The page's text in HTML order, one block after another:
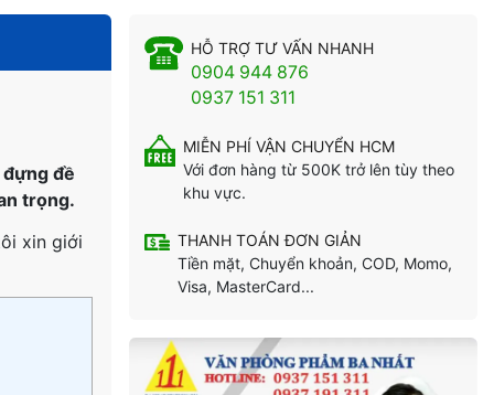
đựng đề
trọng.
xin giới
HỖ TRỢ TƯ VẤN NHANH
0904 944 876
0937 151 311
MIỄN PHÍ VẬN CHUYỂN HCM
Với đơn hàng từ 500K trở lên tùy theo
khu vực.
THANH TOÁN ĐƠN GIẢN
Tiền mặt, Chuyển khoản, COD, Momo,
Visa, MasterCard...